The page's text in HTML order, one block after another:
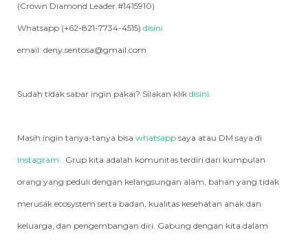
(Crown Diamond Leader #1415910)
Whatsapp (+62-821-7734-4515) disini
email: deny.sentosa@gmail.com
Sudah tidak sabar ingin pakai? Silakan klik disini.
Masih ingin tanya-tanya bisa whatsapp saya atau DM saya di
instagram . Grup kita adalah komunitas terdiri dari kumpulan
orang yang peduli dengan kelangsungan alam, bahan yang tidak
merusak ecosystem serta badan, kualitas kesehatan anak dan
keluarga, dan pengembangan diri. Gabung dengan kita dalam